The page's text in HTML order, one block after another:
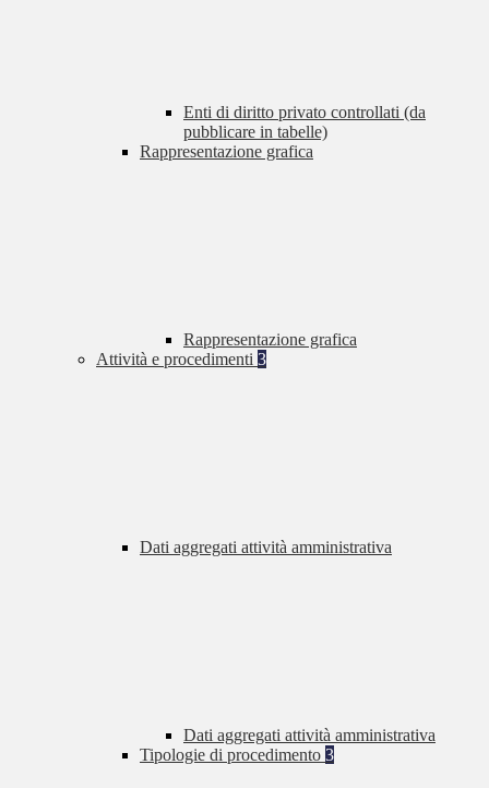
Enti di diritto privato controllati (da
pubblicare in tabelle)
Rappresentazione grafica
Rappresentazione grafica
Attività e procedimenti 3
Dati aggregati attività amministrativa
Dati aggregati attività amministrativa
Tipologie di procedimento 3